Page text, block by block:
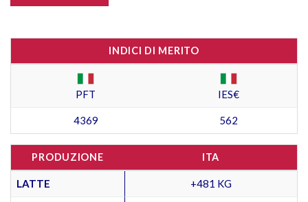
INDICI DI MERITO
PFT IES€
4369 562
PRODUZIONE ITA
LATTE +481 KG